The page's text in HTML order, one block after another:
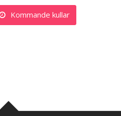
Kommande kullar